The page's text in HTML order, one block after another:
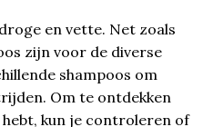
en vette. Net zoals
zijn voor de diverse
shampoos om
Om te ontdekken
kun je controleren of